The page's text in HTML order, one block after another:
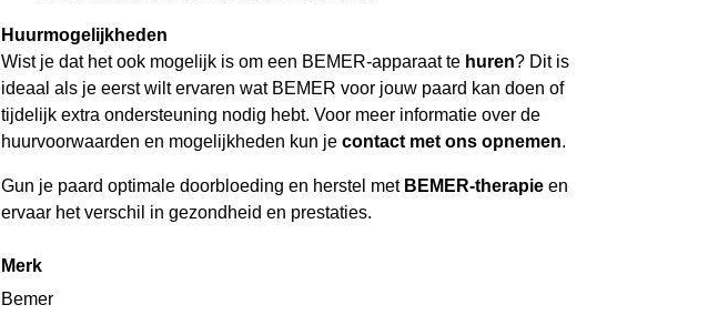
Huurmogelijkheden
Wist je dat het ook mogelijk is om een BEMER-apparaat te huren? Dit is
ideaal als je eerst wilt ervaren wat BEMER voor jouw paard kan doen of
tijdelijk extra ondersteuning nodig hebt. Voor meer informatie over de
huurvoorwaarden en mogelijkheden kun je contact met ons opnemen.
Gun je paard optimale doorbloeding en herstel met BEMER-therapie en
ervaar het verschil in gezondheid en prestaties.
Merk
Bemer